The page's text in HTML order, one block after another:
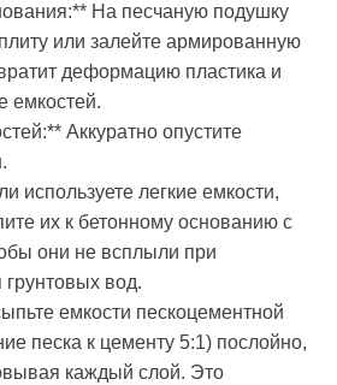
На песчаную подушку
или залейте армированную
деформацию пластика и
емкостей.
Аккуратно опустите
используете легкие емкости,
их к бетонному основанию с
они не всплыли при
вод.
емкости пескоцементной
песка к цементу 5:1) послойно,
каждый слой. Это